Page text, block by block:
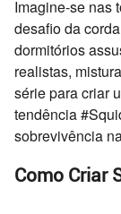
Imagine-se nas
desafio da
dormitórios
realistas,
série para criar
tendência
sobrevivência
Como Criar